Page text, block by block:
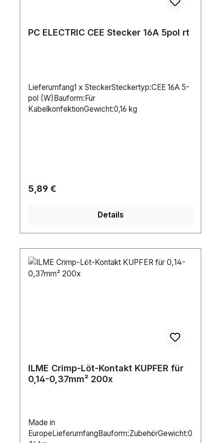
PC ELECTRIC CEE Stecker 16A 5pol rt
Lieferumfang1 x SteckerSteckertyp:CEE 16A 5-
pol (W)Bauform:Für
KabelkonfektionGewicht:0,16 kg
Regulärer Preis:
5,89 €
Details
ILME Crimp-Löt-Kontakt KUPFER für
0,14-0,37mm² 200x
Made in
EuropeLieferumfangBauform:ZubehörGewicht:0